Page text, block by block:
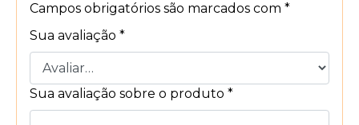
Campos obrigatórios são marcados com *
Sua avaliação *
Sua avaliação sobre o produto *